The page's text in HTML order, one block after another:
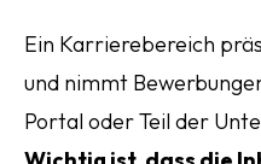
Ein Karrierebereich
und nimmt
Portal oder Teil der